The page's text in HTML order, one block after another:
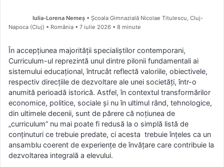
Iulia-Lorena Nemeș • Școala Gimnazială Nicolae Titulescu, Cluj-
Napoca (Cluj) • România
7 iulie 2026 • 8 minute
În accepțiunea majorității specialiștilor contemporani,
Curriculum-ul reprezintă unul dintre pilonii fundamentali ai
sistemului educațional, întrucât reflectă valoriile, obiectivele,
respectiv direcțiile de dezvoltare ale unei societăți, într-o
anumită perioadă istorică. Astfel, în contextul transformărilor
economice, politice, sociale și nu în ultimul rând, tehnologice,
din ultimele decenii, sunt de părere că noțiunea de
„curriculum” nu mai poate fi redusă la o simplă listă de
conținuturi ce trebuie predate, ci acesta trebuie înțeles ca un
ansamblu coerent de experiențe de învățare care contribuie la
dezvoltarea integrală a elevului.